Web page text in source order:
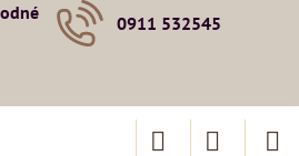
0911 532545